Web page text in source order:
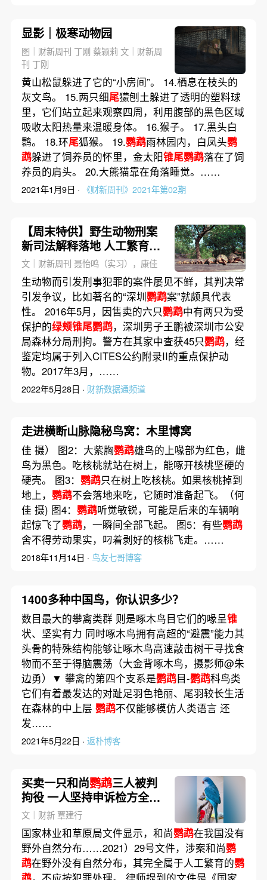
显影｜极寒动物园
图｜财新周刊 丁刚 蔡颖莉 文｜财新周
刊 丁刚
黄山松鼠躲进了它的“小房间”。 14.栖息在枝头的
灰文鸟。 15.两只细尾獴刨土躲进了透明的塑料球
里，它们站立起来观察四周，利用腹部的黑色区域
吸收太阳热量来温暖身体。 16.猴子。 17.黑头白
鹮。 18.环尾狐猴。 19.鹦鹉雨林园内，白凤头鹦
鹉躲进了饲养员的怀里，金太阳锥尾鹦鹉落在了饲
养员的肩头。 20.大熊猫靠在角落睡觉。……
2021年1月9日 · 《财新周刊》2021年第02期
【周末特供】野生动物刑案
新司法解释落地 人工繁育入
罪门槛存争议
文｜财新周刊 聂怡鸣（实习），康佳
生动物而引发刑事犯罪的案件屡见不鲜，其判决常
引发争议，比如著名的“深圳鹦鹉案”就颇具代表
性。 2016年5月，因售卖的六只鹦鹉中有两只为受
保护的绿颊锥尾鹦鹉，深圳男子王鹏被深圳市公安
局森林分局刑拘。警方在其家中查获45只鹦鹉，经
鉴定均属于列入CITES公约附录II的重点保护动
物。2017年3月，……
2022年5月28日 · 财新数据通频道
走进横断山脉隐秘鸟窝：木里博窝
佳 摄） 图2：大紫胸鹦鹉雄鸟的上喙部为红色，雌
鸟为黑色。吃核桃就站在树上，能啄开核桃坚硬的
硬壳。 图3： 鹦鹉只在树上吃核桃。如果核桃掉到
地上， 鹦鹉不会落地来吃，它随时准备起飞。（何
佳 摄) 图4： 鹦鹉听觉敏锐，可能是后来的车辆响
起惊飞了鹦鹉，一瞬间全部飞起。 图5：有些鹦鹉
舍不得劳动果实，叼着剥好的核桃飞走。……
2018年11月14日 · 鸟友七哥博客
1400多种中国鸟，你认识多少？
数目最大的攀禽类群 则是啄木鸟目它们的喙呈锥
状、坚实有力 同时啄木鸟拥有高超的“避震”能力其
头骨的特殊结构能够让啄木鸟高速敲击树干寻找食
物而不至于得脑震荡（大金背啄木鸟，摄影师@朱
边勇）▼ 攀禽的第四个支系是鹦鹉目-鹦鹉科鸟类
它们有着最发达的对趾足羽色艳丽、尾羽较长生活
在森林的中上层 鹦鹉不仅能够模仿人类语言 还
发……
2021年5月22日 · 返朴博客
买卖一只和尚鹦鹉三人被判
拘役 一人坚持申诉检方全案
撤诉
文｜财新 覃建行
国家林业和草原局文件显示，和尚鹦鹉在我国没有
野外自然分布……2021）29号文件，涉案和尚鹦
鹉在野外没有自然分布，其完全属于人工繁育的鹦